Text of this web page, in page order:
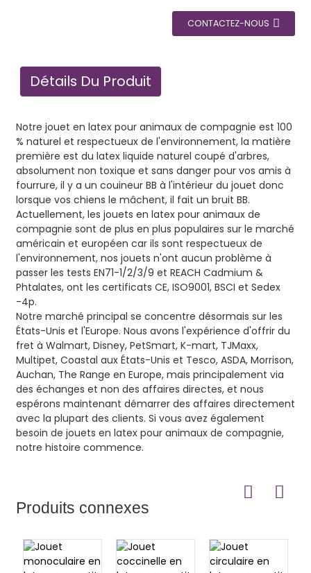
CONTACTEZ-NOUS
Détails Du Produit
Notre jouet en latex pour animaux de compagnie est 100
% naturel et respectueux de l'environnement, la matière
première est du latex liquide naturel coupé d'arbres,
absolument non toxique et sans danger pour vos amis à
fourrure, il y a un couineur BB à l'intérieur du jouet donc
lorsque vos chiens le mâchent, il fait un bruit BB.
Actuellement, les jouets en latex pour animaux de
compagnie sont de plus en plus populaires sur le marché
américain et européen car ils sont respectueux de
l'environnement, nos jouets n'ont aucun problème à
passer les tests EN71-1/2/3/9 et REACH Cadmium &
Phtalates, ont les certificats CE, ISO9001, BSCI et Sedex
-4p.
Notre marché principal se concentre désormais sur les
États-Unis et l'Europe. Nous avons l'expérience d'offrir du
fret à Walmart, Disney, PetSmart, K-mart, TJMaxx,
Multipet, Coastal aux États-Unis et Tesco, ASDA, Morrison,
Auchan, The Range en Europe, mais principalement via
des échanges et non des affaires directes, et nous
espérons maintenant démarrer des affaires directement
avec la plupart des clients. Si vous avez également
besoin de jouets en latex pour animaux de compagnie,
notre histoire commence.
Produits connexes